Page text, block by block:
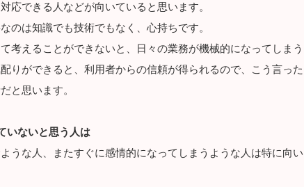
応できる人などが向いていると思います。
のは知識でも技術でもなく、心持ちです。
考えることができないと、日々の業務が機械的になってしまう
りができると、利用者からの信頼が得られるので、こう言った
と思います。
いないと思う人は
うな人、またすぐに感情的になってしまうような人は特に向い